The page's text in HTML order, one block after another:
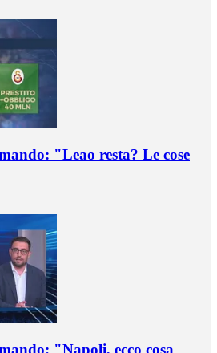
"Leao resta? Le cose
"Napoli, ecco cosa